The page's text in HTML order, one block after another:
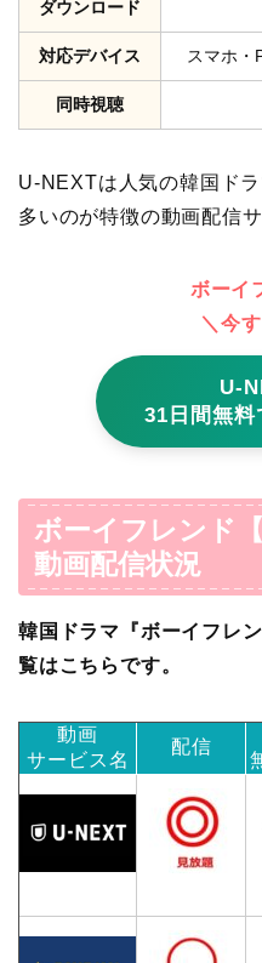
ダウンロード
対応デバイス スマホ・
同時視聴
U-NEXTは人気の韓国ド
多いのが特徴の動画配信サ
ボーイ
＼今
U-
31日間無料
ボーイフレンド
動画配信状況
韓国ドラマ『ボーイフレ
覧はこちらです。
動画
サービス名
配信